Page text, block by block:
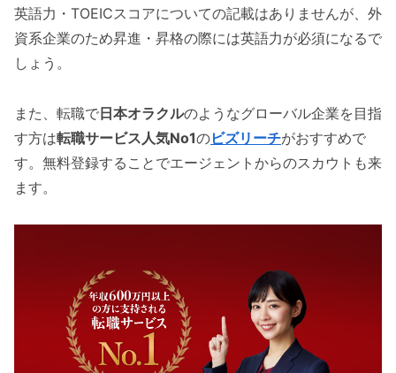
英語力・TOEICスコアについての記載はありませんが、外
資系企業のため昇進・昇格の際には英語力が必須になるで
しょう。
また、転職で日本オラクルのようなグローバル企業を目指
す方は転職サービス人気No1のビズリーチがおすすめで
す。無料登録することでエージェントからのスカウトも来
ます。